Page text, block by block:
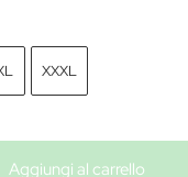
XXXL
Aggiungi al carrello